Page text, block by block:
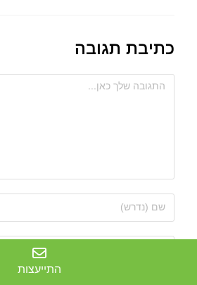
כתיבת תגובה
התייעצות